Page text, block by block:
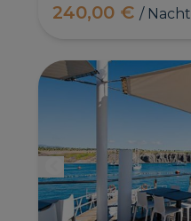
240,00 €/ Nacht